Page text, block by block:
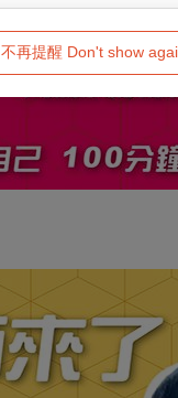
不再提醒 Don't show